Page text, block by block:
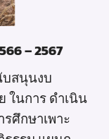
– 2567
บสนุนงบ
ในการ ดำเนิน
ศึกษาเพาะ